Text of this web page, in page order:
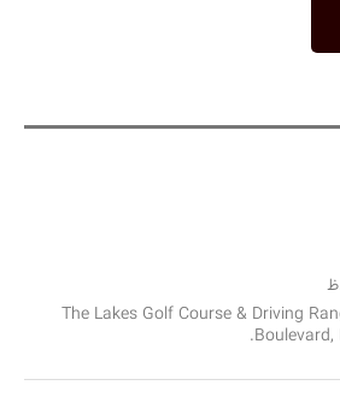
The Lakes Golf Course & Driving
Boulevard,